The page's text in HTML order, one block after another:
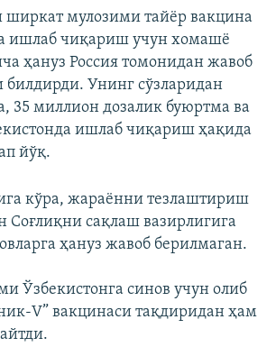
ширкат мулозими тайёр вакцина
ишлаб чиқариш учун хомашё
ҳануз Россия томонидан жавоб
билдирди. Унинг сўзларидан
35 миллион дозалик буюртма ва
ишлаб чиқариш ҳақида
йўқ.
кўра, жараённи тезлаштириш
Соғлиқни сақлаш вазирлигига
ҳануз жавоб берилмаган.
Ўзбекистонга синов учун олиб
V” вакцинаси тақдиридан ҳам